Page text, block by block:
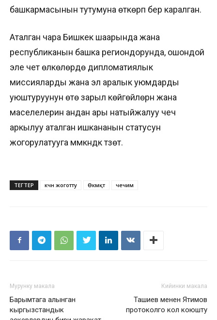
башкармасынын тутумуна өткөрүп берүү каралган.
Аталган чара Бишкек шаарында жана
республиканын башка региондорунда, ошондой
эле чет өлкөлөрдө дипломатиялык
миссияларды жана эл аралык уюмдарды
уюштуруунун өтө зарыл көйгөйлөрүн жана
маселелерин андан ары натыйжалуу чечүү
аркылуу аталган ишкананын статусун
жогорулатууга мүмкүндүк түзөт.
ТЕГТЕР күчүн жоготту Өкмқт чечим
Мурунку макала
Барымтага алынган
кыргызстандык
Кийинки макала
Ташиев менен Ятимов
протоколго кол коюшту